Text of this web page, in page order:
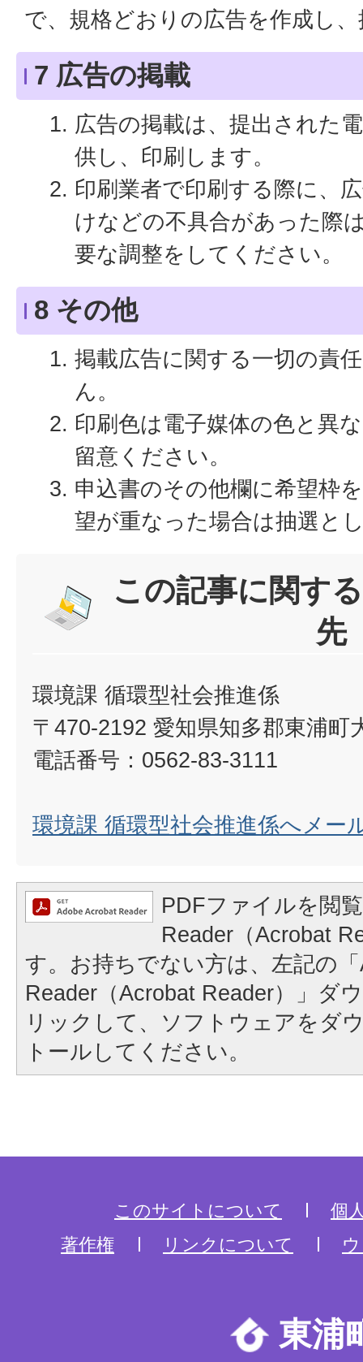
で、規格どおりの広告を作成し
7 広告の掲載
広告の掲載は、提出された
供し、印刷します。
印刷業者で印刷する際に、
けなどの不具合があった際
要な調整をしてください。
8 その他
掲載広告に関する一切の責
ん。
印刷色は電子媒体の色と異
留意ください。
申込書のその他欄に希望枠
望が重なった場合は抽選と
この記事に関す
先
環境課 循環型社会推進係
〒470-2192 愛知県知多郡東浦町
電話番号：0562-83-3111
環境課 循環型社会推進係へメー
PDFファイルを閲
Reader（Acrobat
す。お持ちでない方は、左記の
Reader（Acrobat Reader）」ダ
リックして、ソフトウェアをダ
トールしてください。
このサイトについて
個
著作権
リンクについて
東浦